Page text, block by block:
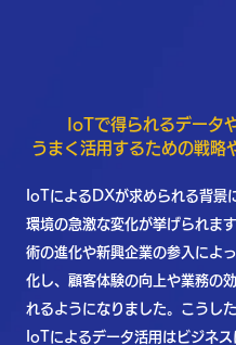
IoTで得られるデータ
うまく活用するための戦略
IoTによるDXが求められる背景
環境の急激な変化が挙げられま
術の進化や新興企業の参入によ
化し、顧客体験の向上や業務の
れるようになりました。こうした
IoTによるデータ活用はビジネ